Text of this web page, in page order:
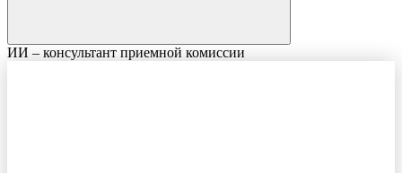
ИИ – консультант приемной комиссии